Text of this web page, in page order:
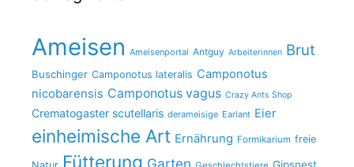
Ameisen Ameisenportal Antguy Arbeiterinnen Brut
Buschinger Camponotus lateralis Camponotus
nicobarensis Camponotus vagus Crazy Ants Shop
Crematogaster scutellaris derameisige Earlant Eier
einheimische Art Ernährung Formikarium freie
Fütterung Garten